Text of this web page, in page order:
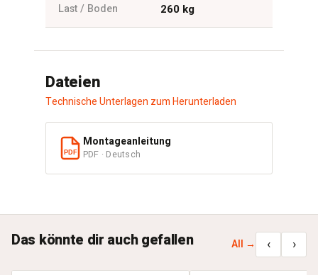
Last / Boden 260 kg
Dateien
Technische Unterlagen zum Herunterladen
PDF
Montageanleitung
PDF · Deutsch
Das könnte dir auch gefallen All → ‹ ›